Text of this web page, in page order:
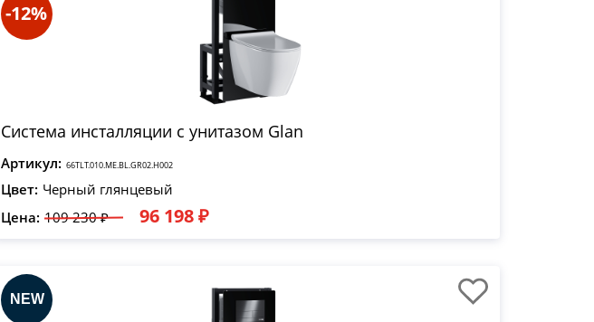
-12%
Система инсталляции с унитазом Glan
Артикул: 66TLT.010.ME.BL.GR02.H002
Цвет: Черный глянцевый
Цена: 109 230 ₽ 96 198 ₽